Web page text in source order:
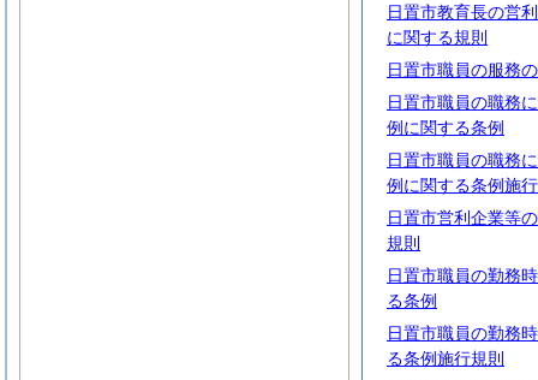
日置市教育長の営
に関する規則
日置市職員の服務
日置市職員の職務
例に関する条例
日置市職員の職務
例に関する条例施
日置市営利企業等
規則
日置市職員の勤務
る条例
日置市職員の勤務
る条例施行規則